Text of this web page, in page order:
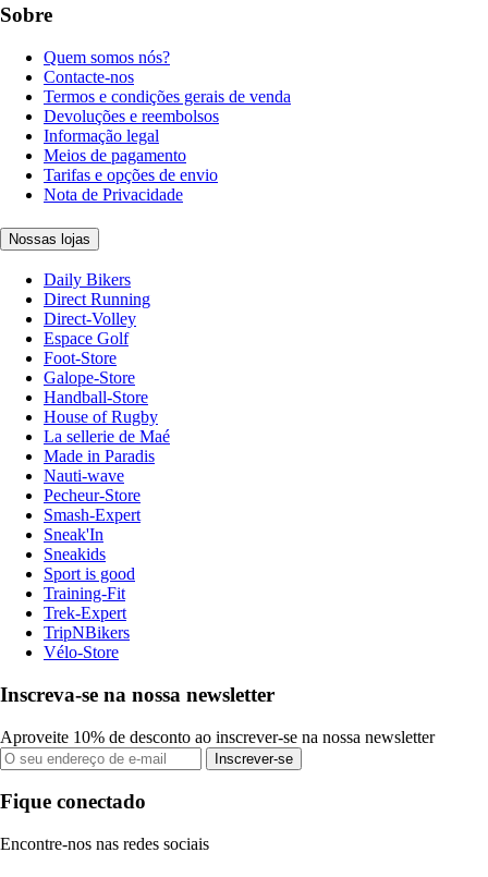
Sobre
Quem somos nós?
Contacte-nos
Termos e condições gerais de venda
Devoluções e reembolsos
Informação legal
Meios de pagamento
Tarifas e opções de envio
Nota de Privacidade
Nossas lojas
Daily Bikers
Direct Running
Direct-Volley
Espace Golf
Foot-Store
Galope-Store
Handball-Store
House of Rugby
La sellerie de Maé
Made in Paradis
Nauti-wave
Pecheur-Store
Smash-Expert
Sneak'In
Sneakids
Sport is good
Training-Fit
Trek-Expert
TripNBikers
Vélo-Store
Inscreva-se na nossa newsletter
Aproveite 10% de desconto ao inscrever-se na nossa newsletter
Inscrever-se
Fique conectado
Encontre-nos nas redes sociais